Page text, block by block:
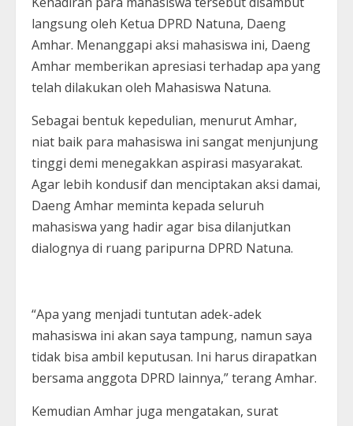
langsung oleh Ketua DPRD Natuna, Daeng
Amhar. Menanggapi aksi mahasiswa ini, Daeng
Amhar memberikan apresiasi terhadap apa yang
telah dilakukan oleh Mahasiswa Natuna.
Sebagai bentuk kepedulian, menurut Amhar,
niat baik para mahasiswa ini sangat menjunjung
tinggi demi menegakkan aspirasi masyarakat.
Agar lebih kondusif dan menciptakan aksi damai,
Daeng Amhar meminta kepada seluruh
mahasiswa yang hadir agar bisa dilanjutkan
dialognya di ruang paripurna DPRD Natuna.
“Apa yang menjadi tuntutan adek-adek
mahasiswa ini akan saya tampung, namun saya
tidak bisa ambil keputusan. Ini harus dirapatkan
bersama anggota DPRD lainnya,” terang Amhar.
Kemudian Amhar juga mengatakan, surat